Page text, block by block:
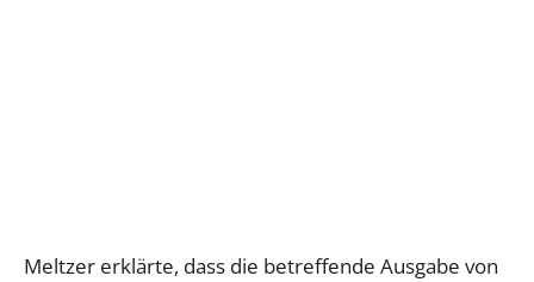
Meltzer erklärte, dass die betreffende Ausgabe von